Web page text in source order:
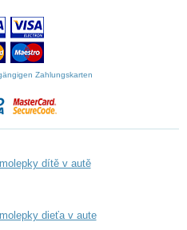
Zahlungskarten
dítě v autě
dieťa v aute